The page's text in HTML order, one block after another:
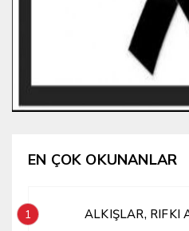
EN ÇOK OKUNANLAR
1 ALKIŞLAR, RIFKI